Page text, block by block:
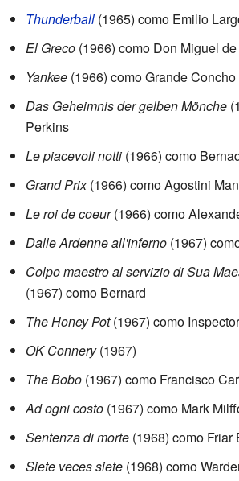
Thunderball (1965) como Emilio
El Greco (1966) como Don Miguel
Yankee (1966) como Grande Concho
Das Geheimnis der gelben Mönche
Perkins
Le piacevoli notti (1966) como
Grand Prix(1966) como Agostini
Le roi de coeur(1966) como
Dalle Ardenne all'inferno (1967)
Colpo maestro al servizio di Sua
(1967) como Bernard
The Honey Pot(1967) como
OK Connery(1967)
The Bobo (1967) como Francisco
Ad ogni costo (1967) como Mark
Sentenza di morte (1968) como Friar
Siete veces siete (1968) como